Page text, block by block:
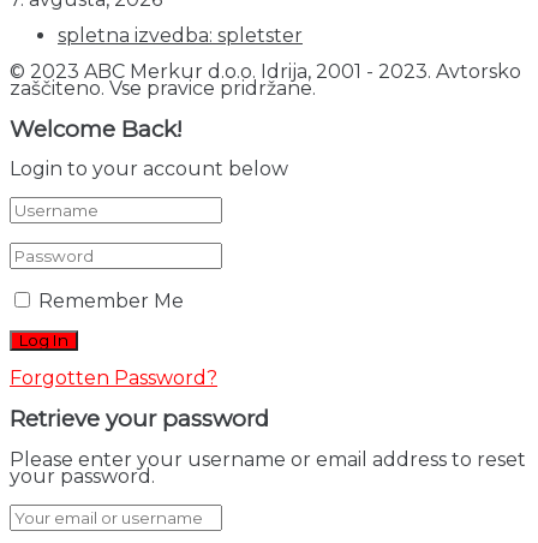
spletna izvedba: spletster
© 2023 ABC Merkur d.o.o. Idrija, 2001 - 2023. Avtorsko
zaščiteno. Vse pravice pridržane.
Welcome Back!
Login to your account below
Remember Me
Forgotten Password?
Retrieve your password
Please enter your username or email address to reset
your password.